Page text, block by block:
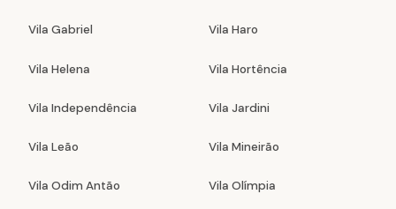
Vila Gabriel Vila Haro
Vila Helena Vila Hortência
Vila Independência Vila Jardini
Vila Leão Vila Mineirão
Vila Odim Antão Vila Olímpia